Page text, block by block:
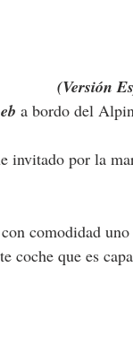
(Versión
a bordo del
invitado por la
comodidad
coche que es